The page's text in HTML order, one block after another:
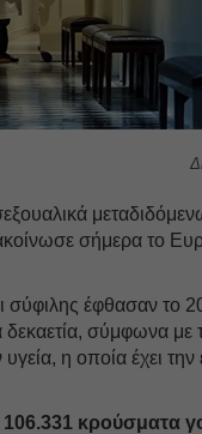
σήμερα το
σύφιλης έφθασαν το
σύμφωνα με
η οποία έχει
106.331 κρούσματα